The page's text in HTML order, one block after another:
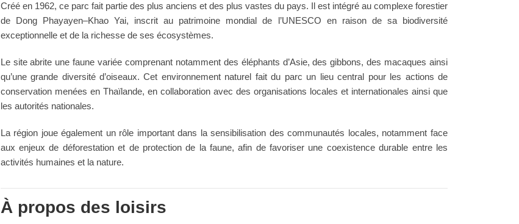
Créé en 1962, ce parc fait partie des plus anciens et des plus vastes du pays. Il est intégré au complexe forestier
de Dong Phayayen–Khao Yai, inscrit au patrimoine mondial de l’UNESCO en raison de sa biodiversité
exceptionnelle et de la richesse de ses écosystèmes.
Le site abrite une faune variée comprenant notamment des éléphants d’Asie, des gibbons, des macaques ainsi
qu’une grande diversité d’oiseaux. Cet environnement naturel fait du parc un lieu central pour les actions de
conservation menées en Thaïlande, en collaboration avec des organisations locales et internationales ainsi que
les autorités nationales.
La région joue également un rôle important dans la sensibilisation des communautés locales, notamment face
aux enjeux de déforestation et de protection de la faune, afin de favoriser une coexistence durable entre les
activités humaines et la nature.
À propos des loisirs